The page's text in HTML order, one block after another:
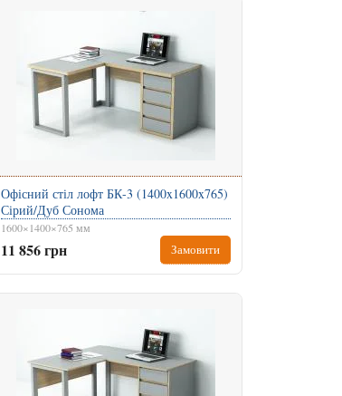
Офісний стіл лофт БК-3 (1400x1600x765)
Сірий/Дуб Сонома
1600×1400×765 мм
11 856 грн Замовити